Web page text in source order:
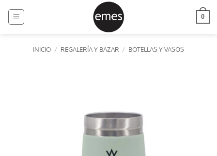
0
INICIO / REGALERÍA Y BAZAR / BOTELLAS Y VASOS